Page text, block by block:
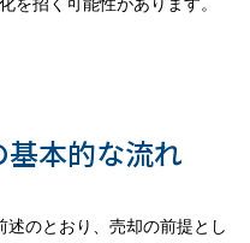
本的な流れ
述のとおり、売却の前提とし